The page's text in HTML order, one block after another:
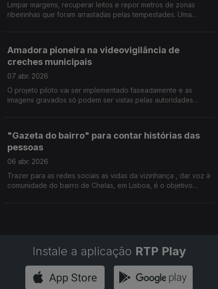
Limpar margens, recuperar leitos e repor metros de zonas
ribeirinhas que foram arrastadas pelas tempestades. Uma
Amadora pioneira na videovigilância de
creches municipais
07 abr. 2026
O projeto piloto vai ser implementado faseadamente e as
imagens gravados só podem ser vistas pelas autoridades
"Gazeta do bairro" para contar histórias das
pessoas
06 abr. 2026
Trazer para as redes sociais as vidas da vizinhança , dar voz à
comunidade do bairro de Chelas, em Lisboa, é o objetivo
Instale a aplicação RTP Play